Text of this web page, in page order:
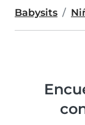
Babysits